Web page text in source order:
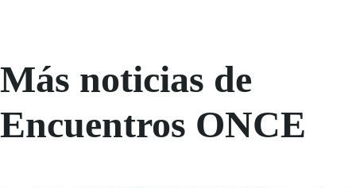
Más noticias de
Encuentros ONCE